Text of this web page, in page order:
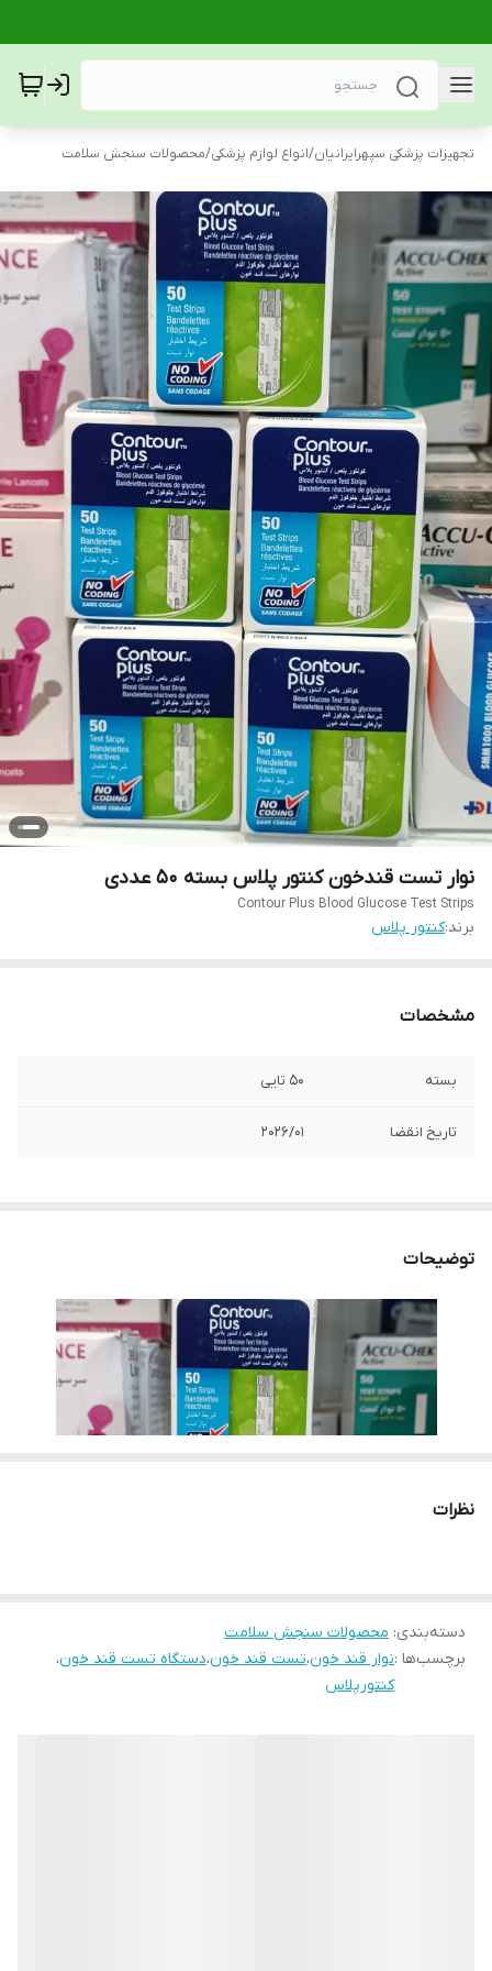
تجهیزات پزشکی سپهرایرانیان/انواع لوازم پزشکی/محصولات سنجش سلامت
نوار تست قندخون کنتور پلاس بسته 50 عددی
Contour Plus Blood Glucose Test Strips
برند:کنتور پلاس
مشخصات
بسته 50 تایی
تاریخ انقضا ۲۰۲۶/۰۱
توضیحات
نظرات
دسته‌بندی: محصولات سنجش سلامت
برچسب‌ها :نوار قند خون،تست قند خون،دستگاه تست قند خون،
کنتورپلاس